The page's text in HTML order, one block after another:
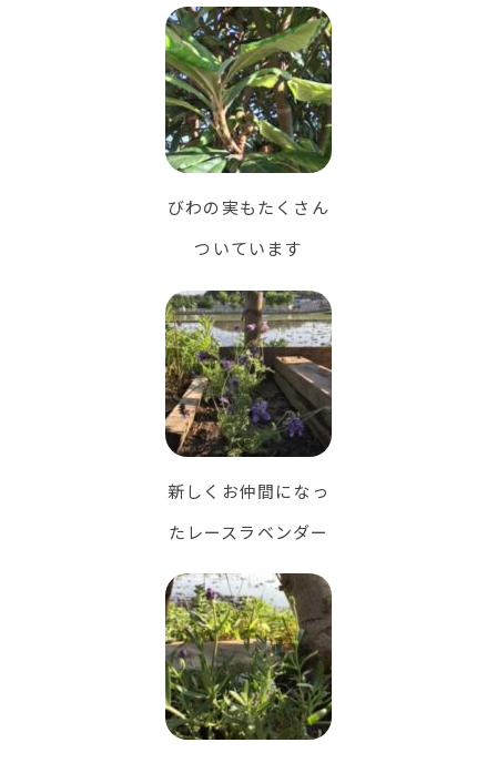
びわの実もたくさん
ついています
新しくお仲間になっ
たレースラベンダー